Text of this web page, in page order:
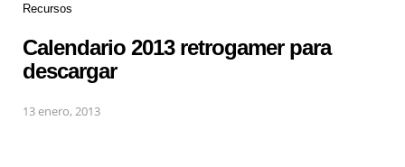
Recursos
Calendario 2013 retrogamer para
descargar
13 enero, 2013